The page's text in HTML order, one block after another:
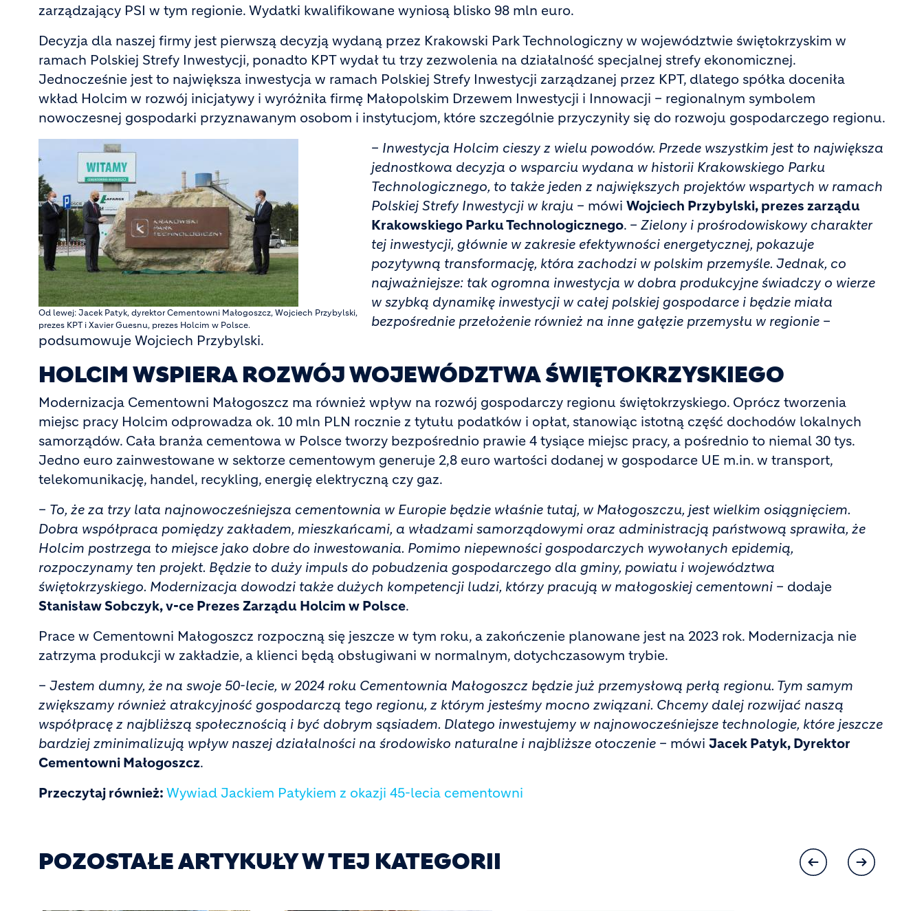
zarządzający PSI w tym regionie. Wydatki kwalifikowane wyniosą blisko 98 mln euro.
Decyzja dla naszej firmy jest pierwszą decyzją wydaną przez Krakowski Park Technologiczny w województwie świętokrzyskim w
ramach Polskiej Strefy Inwestycji, ponadto KPT wydał tu trzy zezwolenia na działalność specjalnej strefy ekonomicznej.
Jednocześnie jest to największa inwestycja w ramach Polskiej Strefy Inwestycji zarządzanej przez KPT, dlatego spółka doceniła
wkład Holcim w rozwój inicjatywy i wyróżniła firmę Małopolskim Drzewem Inwestycji i Innowacji – regionalnym symbolem
nowoczesnej gospodarki przyznawanym osobom i instytucjom, które szczególnie przyczyniły się do rozwoju gospodarczego regionu.
Od lewej: Jacek Patyk, dyrektor Cementowni Małogoszcz, Wojciech Przybylski,
prezes KPT i Xavier Guesnu, prezes Holcim w Polsce.
– Inwestycja Holcim cieszy z wielu powodów. Przede wszystkim jest to największa
jednostkowa decyzja o wsparciu wydana w historii Krakowskiego Parku
Technologicznego, to także jeden z największych projektów wspartych w ramach
Polskiej Strefy Inwestycji w kraju – mówi Wojciech Przybylski, prezes zarządu
Krakowskiego Parku Technologicznego. – Zielony i prośrodowiskowy charakter
tej inwestycji, głównie w zakresie efektywności energetycznej, pokazuje
pozytywną transformację, która zachodzi w polskim przemyśle. Jednak, co
najważniejsze: tak ogromna inwestycja w dobra produkcyjne świadczy o wierze
w szybką dynamikę inwestycji w całej polskiej gospodarce i będzie miała
bezpośrednie przełożenie również na inne gałęzie przemysłu w regionie –
podsumowuje Wojciech Przybylski.
HOLCIM WSPIERA ROZWÓJ WOJEWÓDZTWA ŚWIĘTOKRZYSKIEGO
Modernizacja Cementowni Małogoszcz ma również wpływ na rozwój gospodarczy regionu świętokrzyskiego. Oprócz tworzenia
miejsc pracy Holcim odprowadza ok. 10 mln PLN rocznie z tytułu podatków i opłat, stanowiąc istotną część dochodów lokalnych
samorządów. Cała branża cementowa w Polsce tworzy bezpośrednio prawie 4 tysiące miejsc pracy, a pośrednio to niemal 30 tys.
Jedno euro zainwestowane w sektorze cementowym generuje 2,8 euro wartości dodanej w gospodarce UE m.in. w transport,
telekomunikację, handel, recykling, energię elektryczną czy gaz.
– To, że za trzy lata najnowocześniejsza cementownia w Europie będzie właśnie tutaj, w Małogoszczu, jest wielkim osiągnięciem.
Dobra współpraca pomiędzy zakładem, mieszkańcami, a władzami samorządowymi oraz administracją państwową sprawiła, że
Holcim postrzega to miejsce jako dobre do inwestowania. Pomimo niepewności gospodarczych wywołanych epidemią,
rozpoczynamy ten projekt. Będzie to duży impuls do pobudzenia gospodarczego dla gminy, powiatu i województwa
świętokrzyskiego. Modernizacja dowodzi także dużych kompetencji ludzi, którzy pracują w małogoskiej cementowni – dodaje
Stanisław Sobczyk, v-ce Prezes Zarządu Holcim w Polsce.
Prace w Cementowni Małogoszcz rozpoczną się jeszcze w tym roku, a zakończenie planowane jest na 2023 rok. Modernizacja nie
zatrzyma produkcji w zakładzie, a klienci będą obsługiwani w normalnym, dotychczasowym trybie.
– Jestem dumny, że na swoje 50-lecie, w 2024 roku Cementownia Małogoszcz będzie już przemysłową perłą regionu. Tym samym
zwiększamy również atrakcyjność gospodarczą tego regionu, z którym jesteśmy mocno związani. Chcemy dalej rozwijać naszą
współpracę z najbliższą społecznością i być dobrym sąsiadem. Dlatego inwestujemy w najnowocześniejsze technologie, które jeszcze
bardziej zminimalizują wpływ naszej działalności na środowisko naturalne i najbliższe otoczenie – mówi Jacek Patyk, Dyrektor
Cementowni Małogoszcz.
Przeczytaj również: Wywiad Jackiem Patykiem z okazji 45-lecia cementowni
POZOSTAŁE ARTYKUŁY W TEJ KATEGORII